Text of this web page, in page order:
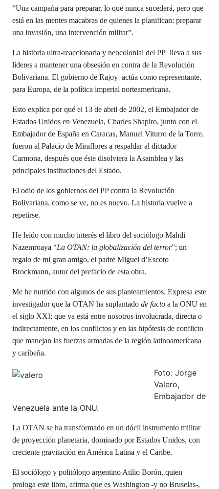
“Una campaña para preparar, lo que nunca sucederá, pero que
está en las mentes macabras de quienes la planifican: preparar
una invasión, una intervención militar”.
La historia ultra-reaccionaria y neocolonial del PP lleva a sus
líderes a mantener una obsesión en contra de la Revolución
Bolivariana. El gobierno de Rajoy actúa como representante,
para Europa, de la política imperial norteamericana.
Esto explica por qué el 13 de abril de 2002, el Embajador de
Estados Unidos en Venezuela, Charles Shapiro, junto con el
Embajador de España en Caracas, Manuel Viturro de la Torre,
fueron al Palacio de Miraflores a respaldaral dictador
Carmona, después que éste disolviera la Asamblea y las
principales instituciones del Estado.
El odio de los gobiernos del PP contra la Revolución
Bolivariana, como se ve, no es nuevo. La historia vuelve a
repetirse.
He leído con mucho interés el libro del sociólogo Mahdi
Nazemroaya “La OTAN: la globalización del terror”; un
regalo de mi gran amigo, el padre Miguel d’Escoto
Brockmann, autor del prefacio de esta obra.
Me he nutrido con algunos de sus planteamientos. Expresa este
investigador que la OTAN ha suplantado de facto a la ONU en
el siglo XXI; que ya está entre nosotros involucrada, directa o
indirectamente, en los conflictos y en las hipótesis de conflicto
que manejan las fuerzas armadas de la región latinoamericana
y caribeña.
Foto: Jorge
Valero,
Embajador de
Venezuela ante la ONU.
La OTAN se ha transformado en un dócil instrumento militar
de proyección plane­taria, dominado por Estados Unidos, con
creciente gravitación en América Latina y el Caribe.
El sociólogo y politólogo argentino Atilio Borón, quien
prologa este libro, afirma que es Washington -y no Bruselas-,